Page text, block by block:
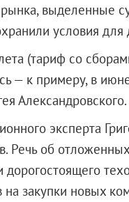
выделенные
условия для
(тариф со
— к примеру, в
Александровского.
эксперта
Речь об
закупки новых